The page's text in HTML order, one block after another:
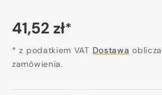
Cena
regularna
41,52 zł*
* z podatkiem VAT Dostawa
zamówienia.